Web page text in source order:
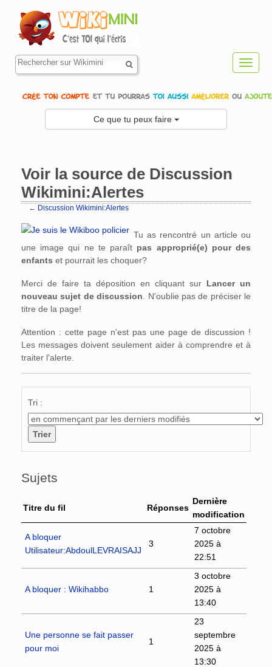
Ce que tu peux faire
Voir la source de Discussion
Wikimini:Alertes
← Discussion Wikimini:Alertes
Tu as rencontré un article ou
une image qui ne te paraît pas approprié(e) pour des
enfants et pourrait les choquer?
Merci de faire ta déposition en cliquant sur Lancer un
nouveau sujet de discussion . N'oublie pas de préciser le
titre de la page!
Attention : cette page n'est pas une page de discussion !
Les messages doivent seulement aider à comprendre et à
traiter l'alerte.
Tri :
Sujets
Titre du fil Réponses
Dernière
modification
A bloquer
Utilisateur:AbdoulLEVRAISAJJ
3
7 octobre
2025 à
22:51
A bloquer : Wikihabbo 1
3 octobre
2025 à
13:40
Une personne se fait passer
pour moi
1
23
septembre
2025 à
13:30